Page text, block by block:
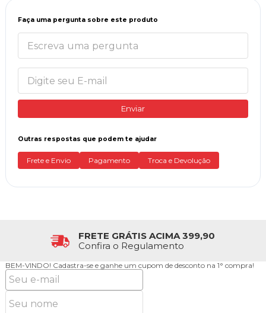
Faça uma pergunta sobre este produto
Enviar
Outras respostas que podem te ajudar
Frete e Envio Pagamento Troca e Devolução
FRETE GRÁTIS ACIMA 399,90
Confira o Regulamento
BEM-VINDO! Cadastra-se e ganhe um cupom de desconto na 1° compra!